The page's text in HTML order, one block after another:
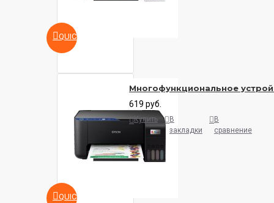
QUICKVIEW
QUICKVIEW
Многофункциональное
619 руб.
Купить
В
закладки
В
сравнение